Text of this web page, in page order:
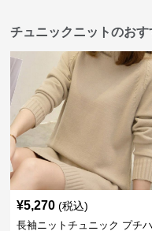
チュニックニットのお
¥5,270 (税込)
長袖ニットチュニック プチ